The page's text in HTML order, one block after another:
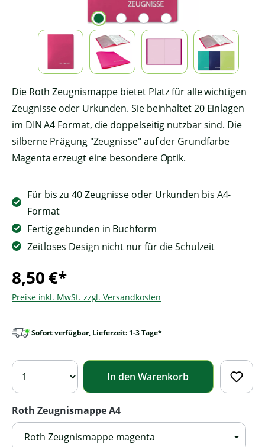
Die Roth Zeugnismappe bietet Platz für alle wichtigen
Zeugnisse oder Urkunden. Sie beinhaltet 20 Einlagen
im DIN A4 Format, die doppelseitig nutzbar sind. Die
silberne Prägung "Zeugnisse" auf der Grundfarbe
Magenta erzeugt eine besondere Optik.
Für bis zu 40 Zeugnisse oder Urkunden bis A4-
Format
Fertig gebunden in Buchform
Zeitloses Design nicht nur für die Schulzeit
8,50 €*
Preise inkl. MwSt. zzgl. Versandkosten
Sofort verfügbar, Lieferzeit: 1-3 Tage*
In den Warenkorb
Roth Zeugnismappe A4
Roth Zeugnismappe magenta